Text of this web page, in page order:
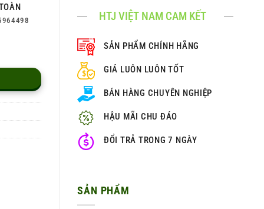
HTJ VIỆT NAM CAM KẾT
SẢN PHẨM CHÍNH HÃNG
GIÁ LUÔN LUÔN TỐT
BÁN HÀNG CHUYÊN NGHIỆP
HẬU MÃI CHU ĐÁO
ĐỔI TRẢ TRONG 7 NGÀY
SẢN PHẨM